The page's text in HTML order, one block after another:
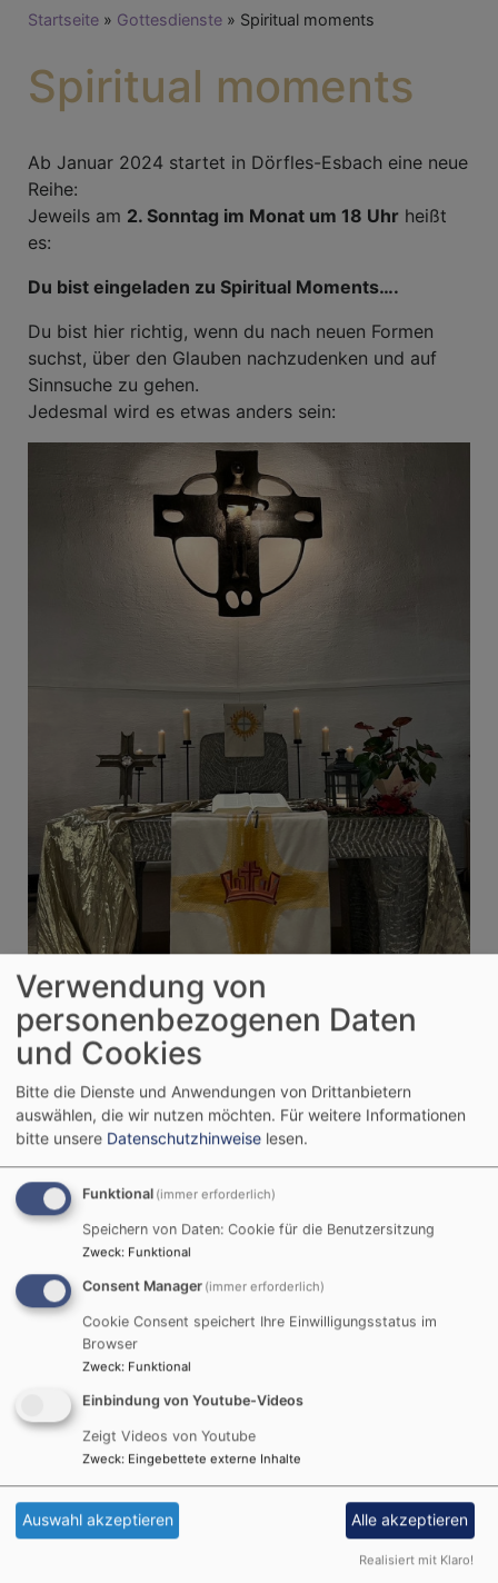
Breadcrumb
Startseite Gottesdienste Spiritual moments
Spiritual moments
Ab Januar 2024 startet in Dörfles-Esbach eine neue
Reihe:
Jeweils am 2. Sonntag im Monat um 18 Uhr heißt
es:
Du bist eingeladen zu Spiritual Moments….
Du bist hier richtig, wenn du nach neuen Formen
suchst, über den Glauben nachzudenken und auf
Sinnsuche zu gehen.
Jedesmal wird es etwas anders sein:
Taizegebet , Popsong-Andacht, Tasting-
Gottesdienst, Themengottesdienst...
Was auf dich wartet, findest du in den
evangelischen Terminen und auf den social media -
Facebook: Evangelische Kirchengemeinde “Zum
guten Hirten“ Dörfles-Esbach
Instagram: evangelisch.in.doerfles_esbach
Churchpool- App: evang. Kirchengemeinde Dörfles-
Esbach
Verwendung von
personenbezogenen Daten
und Cookies
Bitte die Dienste und Anwendungen von Drittanbietern
auswählen, die wir nutzen möchten. Für weitere Informationen
bitte unsere Datenschutzhinweise lesen.
Funktional (immer erforderlich)
Speichern von Daten: Cookie für die Benutzersitzung
Zweck: Funktional
Consent Manager (immer erforderlich)
Cookie Consent speichert Ihre Einwilligungsstatus im
Browser
Zweck: Funktional
Einbindung von Youtube-Videos
Zeigt Videos von Youtube
Zweck: Eingebettete externe Inhalte
Auswahl akzeptieren Alle akzeptieren
Realisiert mit Klaro!